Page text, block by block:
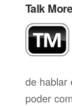
Talk
de hablar
poder